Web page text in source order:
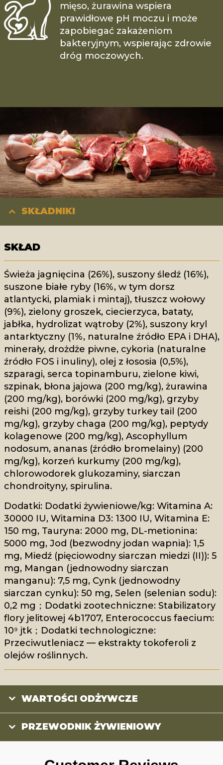
mięso, żurawina wspiera
prawidłowe pH moczu i może
zapobiegać zakażeniom
bakteryjnym, wspierając zdrowie
dróg moczowych.
SKŁADNIKI
SKŁAD
Świeża jagnięcina (26%), suszony śledź (16%),
suszone białe ryby (16%, w tym dorsz
atlantycki, plamiak i mintaj), tłuszcz wołowy
(9%), zielony groszek, ciecierzyca, bataty,
jabłka, hydrolizat wątroby (2%), suszony kryl
antarktyczny (1%, naturalne źródło EPA i DHA),
minerały, drożdże piwne, cykoria (naturalne
źródło FOS i inuliny), olej z łososia (0,5%),
szparagi, serca topinamburu, zielone kiwi,
szpinak, błona jajowa (200 mg/kg), żurawina
(200 mg/kg), borówki (200 mg/kg), grzyby
reishi (200 mg/kg), grzyby turkey tail (200
mg/kg), grzyby chaga (200 mg/kg), peptydy
kolagenowe (200 mg/kg), Ascophyllum
nodosum, ananas (źródło bromelainy) (200
mg/kg), korzeń kurkumy (200 mg/kg),
chlorowodorek glukozaminy, siarczan
chondroityny, spirulina.
Dodatki: Dodatki żywieniowe/kg: Witamina A:
30000 IU, Witamina D3: 1300 IU, Witamina E:
150 mg, Tauryna: 2000 mg, DL-metionina:
5000 mg, Jod (bezwodny jodan wapnia): 1,5
mg, Miedź (pięciowodny siarczan miedzi (II)): 5
mg, Mangan (jednowodny siarczan
manganu): 7,5 mg, Cynk (jednowodny
siarczan cynku): 50 mg, Selen (selenian sodu):
0,2 mg；Dodatki zootechniczne: Stabilizatory
flory jelitowej 4b1707, Enterococcus faecium:
10⁹ jtk；Dodatki technologiczne:
Przeciwutleniacz — ekstrakty tokoferoli z
olejów roślinnych.
WARTOŚCI ODŻYWCZE
PRZEWODNIK ŻYWIENIOWY